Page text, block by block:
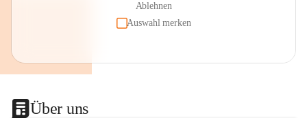
Ablehnen
Auswahl merken
Über uns